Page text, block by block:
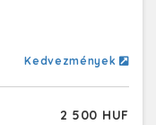
Kedvezmények
2 500 HUF